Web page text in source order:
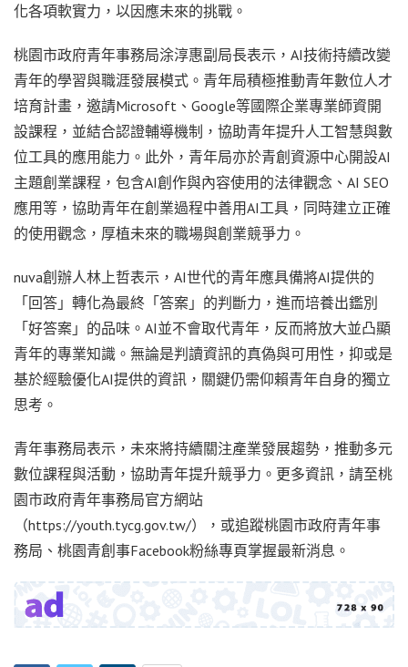
化各項軟實力，以因應未來的挑戰。
桃園市政府青年事務局涂淳惠副局長表示，AI技術持續改變
青年的學習與職涯發展模式。青年局積極推動青年數位人才
培育計畫，邀請Microsoft、Google等國際企業專業師資開
設課程，並結合認證輔導機制，協助青年提升人工智慧與數
位工具的應用能力。此外，青年局亦於青創資源中心開設AI
主題創業課程，包含AI創作與內容使用的法律觀念、AI SEO
應用等，協助青年在創業過程中善用AI工具，同時建立正確
的使用觀念，厚植未來的職場與創業競爭力。
nuva創辦人林上哲表示，AI世代的青年應具備將AI提供的
「回答」轉化為最終「答案」的判斷力，進而培養出鑑別
「好答案」的品味。AI並不會取代青年，反而將放大並凸顯
青年的專業知識。無論是判讀資訊的真偽與可用性，抑或是
基於經驗優化AI提供的資訊，關鍵仍需仰賴青年自身的獨立
思考。
青年事務局表示，未來將持續關注產業發展趨勢，推動多元
數位課程與活動，協助青年提升競爭力。更多資訊，請至桃
園市政府青年事務局官方網站
（https://youth.tycg.gov.tw/），或追蹤桃園市政府青年事
務局、桃園青創事Facebook粉絲專頁掌握最新消息。